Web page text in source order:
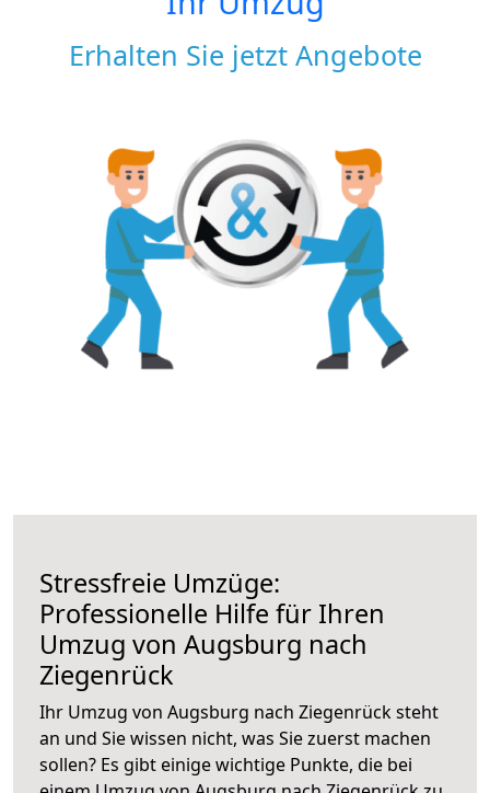
Erhalten Sie jetzt Angebote
Stressfreie Umzüge:
Professionelle Hilfe für Ihren
Umzug von Augsburg nach
Ziegenrück
Ihr Umzug von Augsburg nach Ziegenrück steht
an und Sie wissen nicht, was Sie zuerst machen
sollen? Es gibt einige wichtige Punkte, die bei